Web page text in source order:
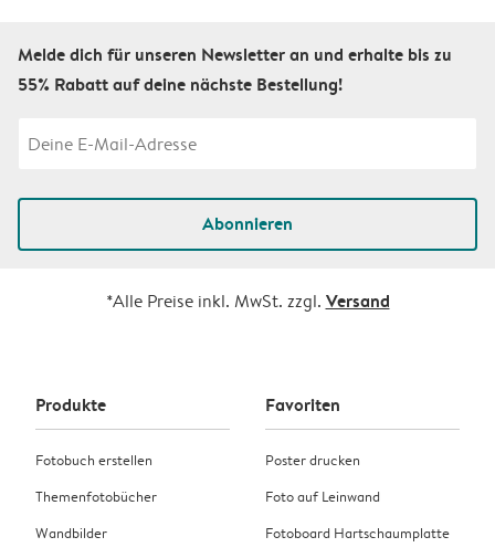
Melde dich für unseren Newsletter an und erhalte bis zu
55% Rabatt auf deine nächste Bestellung!
Abonnieren
*Alle Preise inkl. MwSt. zzgl. Versand
Produkte
Fotobuch erstellen
Themenfotobücher
Wandbilder
Favoriten
Poster drucken
Foto auf Leinwand
Fotoboard Hartschaumplatte